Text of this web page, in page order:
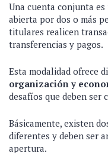
Una cuenta conjunta
abierta por dos o más
titulares realicen
transferencias y pagos.
Esta modalidad ofrece
organización y
desafíos que deben ser
Básicamente, existen
diferentes y deben ser
apertura.